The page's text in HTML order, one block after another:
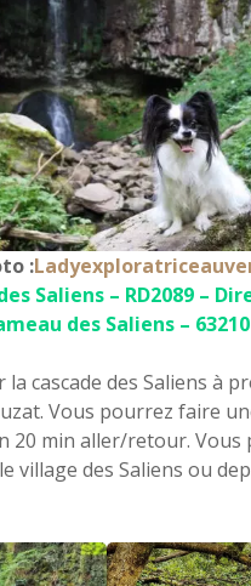
:
Saliens – RD2089 –
des Saliens –
la cascade des Saliens à
Vous pourrez faire
20 min aller/retour. Vous
village des Saliens ou